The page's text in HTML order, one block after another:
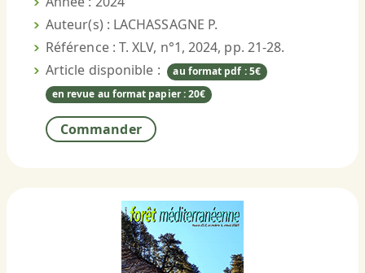
Auteur(s) : LACHASSAGNE P.
Référence : T. XLV, n°1, 2024, pp. 21-28.
Article disponible :
au format pdf : 5€
en revue au format papier : 20€
Commander